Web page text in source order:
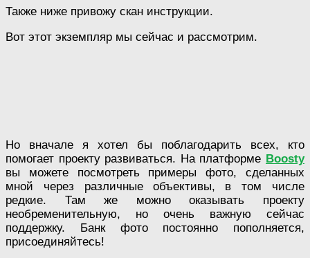
Также ниже привожу скан инструкции.
Вот этот экземпляр мы сейчас и рассмотрим.
Но вначале я хотел бы поблагодарить всех, кто
помогает проекту развиваться. На платформе Boosty
вы можете посмотреть примеры фото, сделанных
мной через различные объективы, в том числе
редкие. Там же можно оказывать проекту
необременительную, но очень важную сейчас
поддержку. Банк фото постоянно пополняется,
присоединяйтесь!